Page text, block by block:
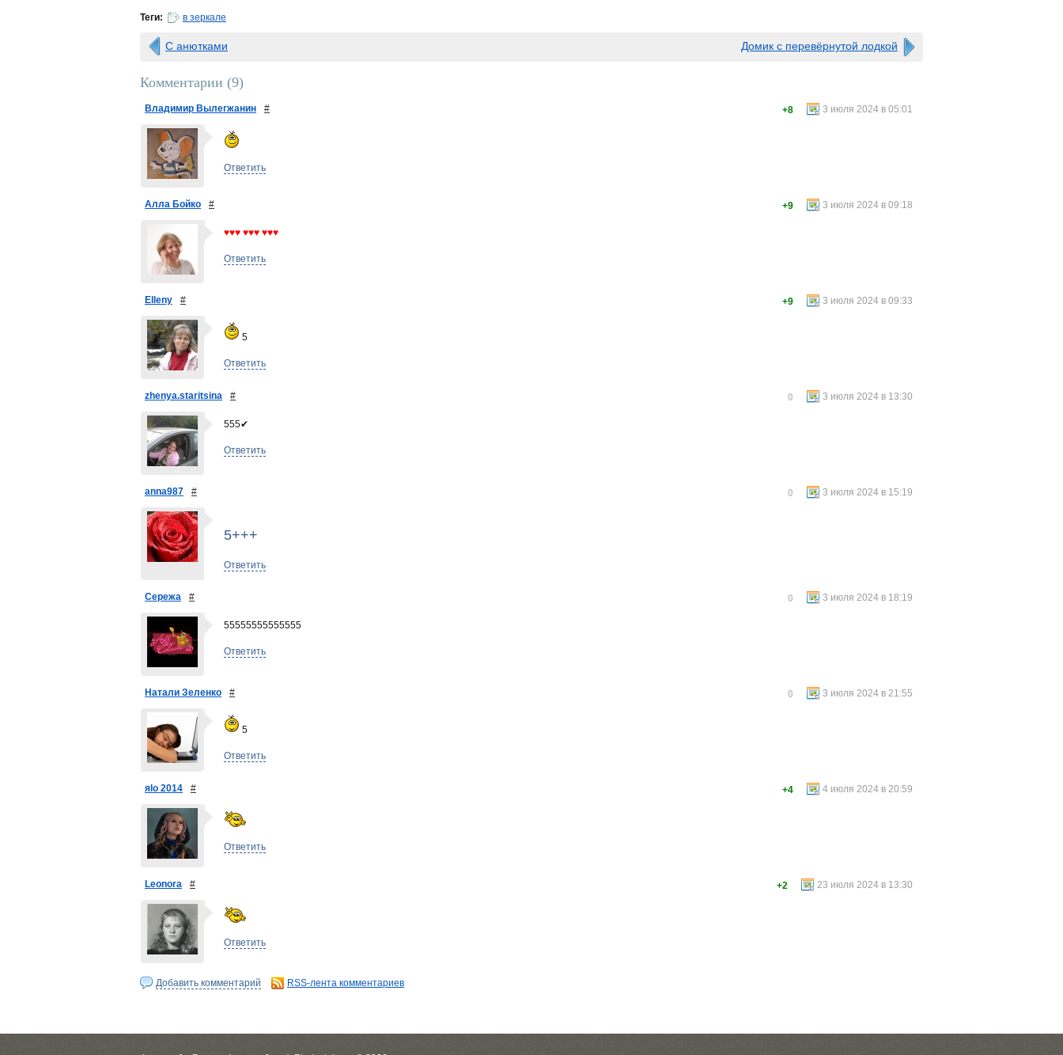
Теги: в зеркале
С анютками Домик с перевёрнутой лодкой
Комментарии (9)
Владимир Вылегжанин # 3 июля 2024 в 05:01
+8
Ответить
Алла Бойко # 3 июля 2024 в 09:18
+9
♥♥♥ ♥♥♥ ♥♥♥
Ответить
Elleny # 3 июля 2024 в 09:33
+9
5
Ответить
zhenya.staritsina # 3 июля 2024 в 13:30
0
555✔
Ответить
anna987 # 3 июля 2024 в 15:19
0
5+++
Ответить
Сережа # 3 июля 2024 в 18:19
0
55555555555555
Ответить
Натали Зеленко # 3 июля 2024 в 21:55
0
5
Ответить
яlo 2014 # 4 июля 2024 в 20:59
+4
Ответить
Leonora # 23 июля 2024 в 13:30
+2
Ответить
Добавить комментарий RSS-лента комментариев